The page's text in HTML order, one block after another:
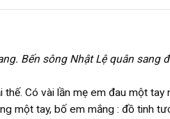
Bến sông Nhật Lệ quân sang
Có vài lần mẹ em đau một tay
một tay, bố em mắng : đồ tinh